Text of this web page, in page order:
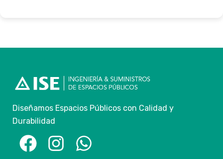
Diseñamos Espacios Públicos con Calidad y
Durabilidad